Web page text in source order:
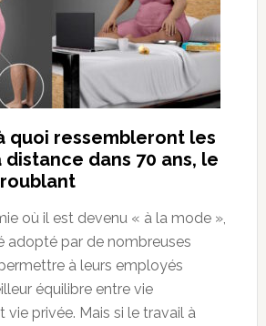
quoi ressembleront les
dans 70 ans, le
où il est devenu « à la mode »,
adopté par de nombreuses
à leurs employés
équilibre entre vie
vie privée. Mais si le travail à